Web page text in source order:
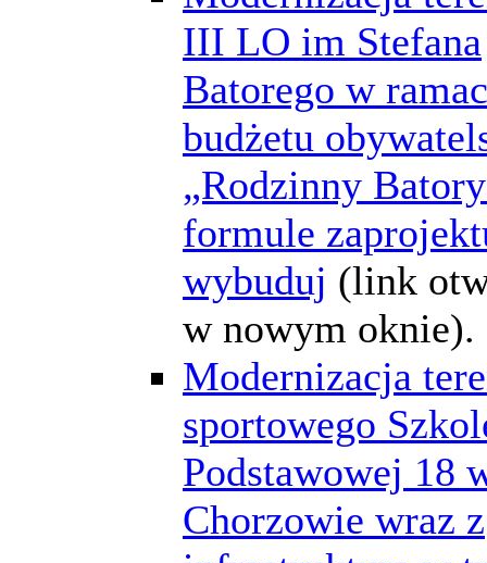
III LO im Stefana
Batorego w
budżetu
„Rodzinny
formule
wybuduj (link
w nowym oknie).
Modernizacja
sportowego
Podstawowej 18
Chorzowie wraz z